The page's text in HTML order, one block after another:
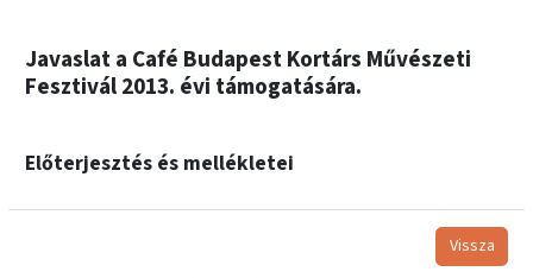
Javaslat a Café Budapest Kortárs Művészeti
Fesztivál 2013. évi támogatására.
Előterjesztés és mellékletei
Vissza